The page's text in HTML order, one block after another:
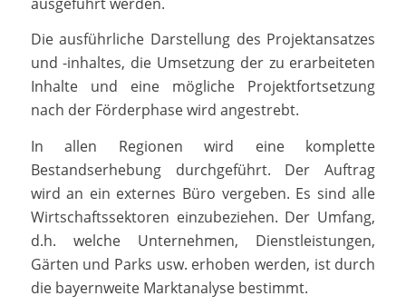
Die ausführliche Darstellung des Projektansatzes
und -inhaltes, die Umsetzung der zu erarbeiteten
Inhalte und eine mögliche Projektfortsetzung
nach der Förderphase wird angestrebt.
In allen Regionen wird eine komplette
Bestandserhebung durchgeführt. Der Auftrag
wird an ein externes Büro vergeben. Es sind alle
Wirtschaftssektoren einzubeziehen. Der Umfang,
d.h. welche Unternehmen, Dienstleistungen,
Gärten und Parks usw. erhoben werden, ist durch
die bayernweite Marktanalyse bestimmt.